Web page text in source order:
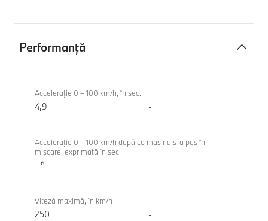
Performanţă
M235
xDrive
Acceleraţie 0 – 100 km/h, în sec.
4,9 -
Acceleraţie 0 – 100 km/h după ce maşina s-a pus în
mişcare, exprimată în sec.
- 6 -
Viteză maximă, în km/h
250 -